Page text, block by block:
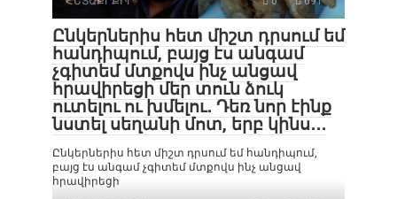
Ընկերներիս հետ միշտ դրսում եմ
հանդիպում, բայց էս անգամ
չգիտեմ մտքովս ինչ անցավ
հրավիրեցի մեր տուն ձուկ
ուտելու ու խմելու․ Դեռ նոր էինք
նստել սեղանի մոտ, երբ կինս․․․
Ընկերներիս հետ միշտ դրսում եմ հանդիպում,
բայց էս անգամ չգիտեմ մտքովս ինչ անցավ
հրավիրեցի